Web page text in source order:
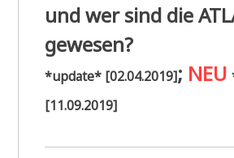
und wer sind die
gewesen?
*update* [02.04.2019]; NEU
[11.09.2019]